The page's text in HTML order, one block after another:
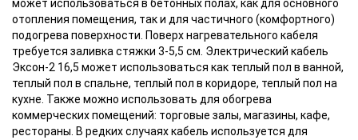
может использоваться в бетонных полах, как для основного
отопления помещения, так и для частичного (комфортного)
подогрева поверхности. Поверх нагревательного кабеля
требуется заливка стяжки 3-5,5 см. Электрический кабель
Эксон-2 16,5 может использоваться как теплый пол в ванной,
теплый пол в спальне, теплый пол в коридоре, теплый пол на
кухне. Также можно использовать для обогрева
коммерческих помещений: торговые залы, магазины, кафе,
рестораны. В редких случаях кабель используется для